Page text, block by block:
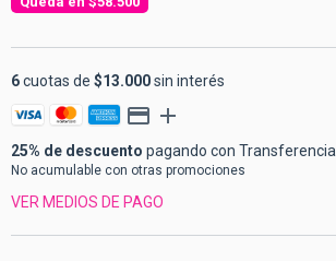
6cuotas de $13.000sin interés
25% de descuento pagando con Transferencia
No acumulable con otras promociones
VER MEDIOS DE PAGO